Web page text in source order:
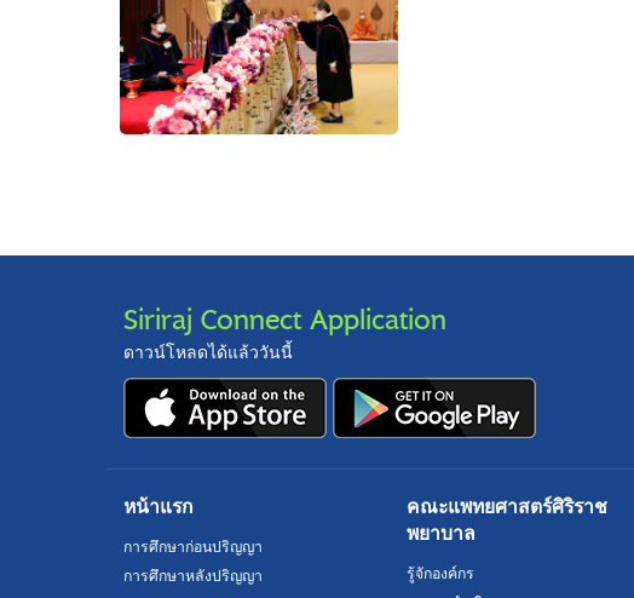
Siriraj Connect Application
ดาวน์โหลดได้แล้ววันนี้
หน้าแรก
การศึกษาก่อนปริญญา
การศึกษาหลังปริญญา
คณะแพทยศาสตร์ศิริราช
พยาบาล
รู้จักองค์กร